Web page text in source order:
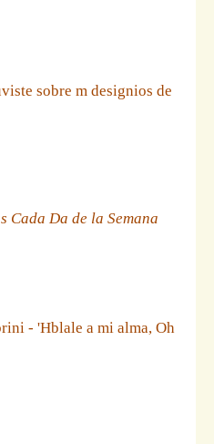
sobre m designios de
Cada Da de la Semana
- 'Hblale a mi alma, Oh